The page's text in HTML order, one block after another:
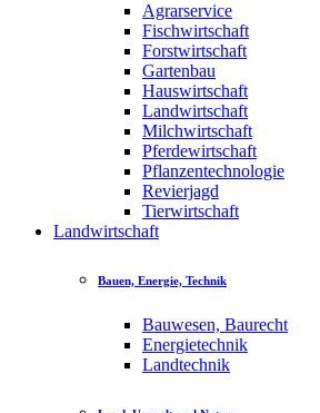
Agrarservice
Fischwirtschaft
Forstwirtschaft
Gartenbau
Hauswirtschaft
Landwirtschaft
Milchwirtschaft
Pferdewirtschaft
Pflanzentechnologie
Revierjagd
Tierwirtschaft
Landwirtschaft
Bauen, Energie, Technik
Bauwesen, Baurecht
Energietechnik
Landtechnik